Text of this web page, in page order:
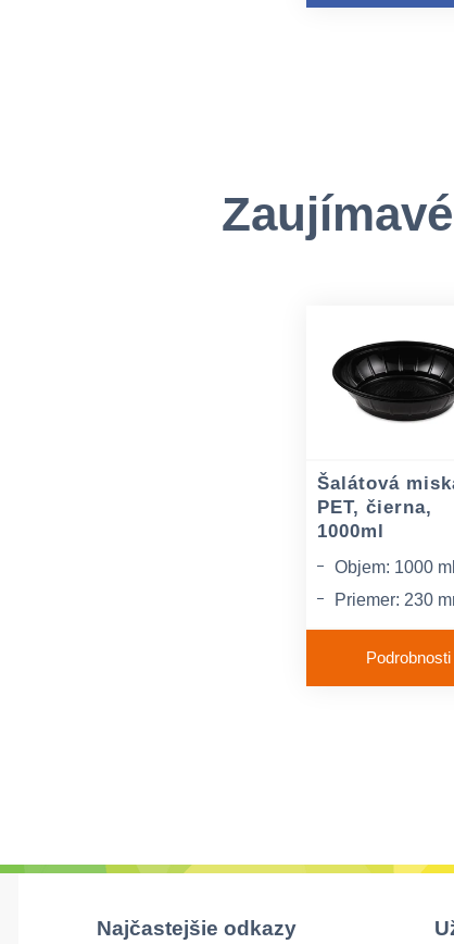
Šalátová
PET, čierna,
1000ml
Objem: 1000 ml
Priemer: 230
Materiál: PET
Podrobnosti
Najčastejšie odkazy